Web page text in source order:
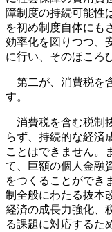
障制度の持続可能性
を初め制度自体にも
効率化を図りつつ、
に行い、そのほころ
第二が、消費税を
す。
消費税を含む税制
らず、持続的な経済
ことはできません。
て、巨額の個人金融
をつくることができ
制全般にわたる抜本
経済の成長力強化、
る課題に対応するた